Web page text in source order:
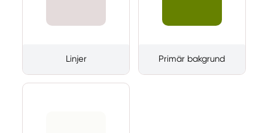
Linjer Primär bakgrund